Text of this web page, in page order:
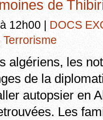
de
12h00 | DOCS
Terrorisme
algériens, les
de la
autopsier en
Les